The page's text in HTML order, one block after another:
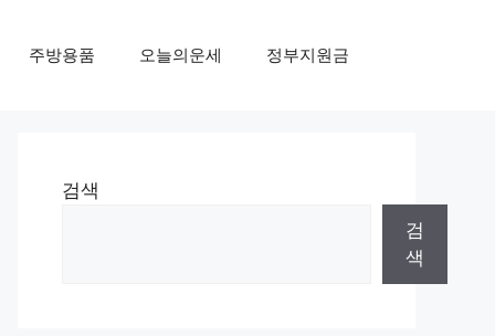
주방용품 오늘의운세 정부지원금
검색
검
색